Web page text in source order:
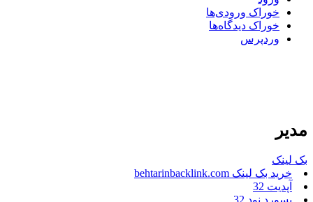
خوراک ورودی‌ها
خوراک دیدگاه‌ها
وردپرس
مدیر
بک لینک
خرید بک لینک behtarinbacklink.com
آپدیت 32